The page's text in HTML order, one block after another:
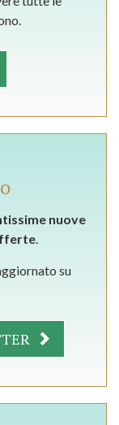
nuove
.
su